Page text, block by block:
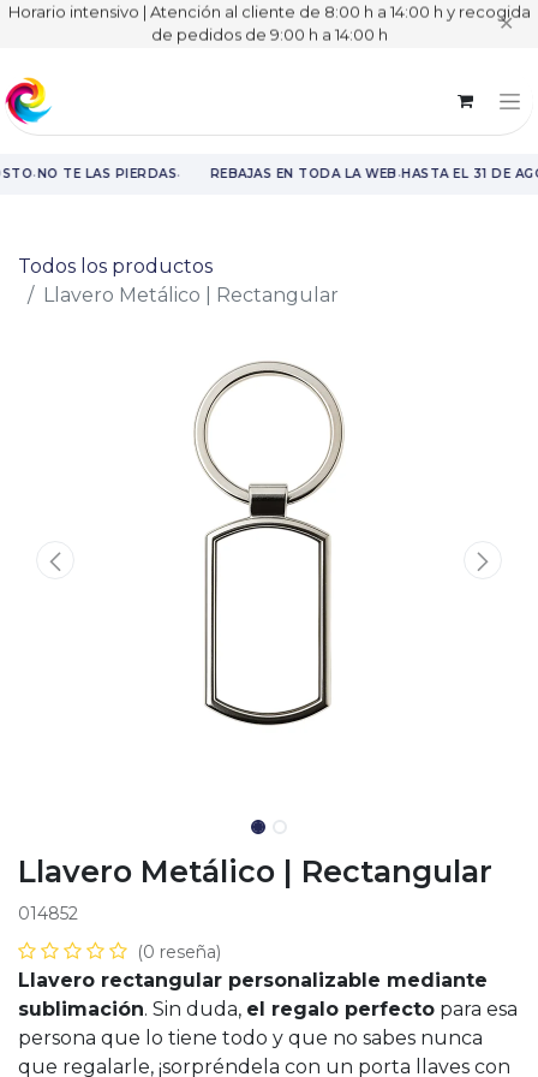
Horario intensivo | Atención al cliente de 8:00 h a 14:00 h y recogida
de pedidos de 9:00 h a 14:00 h
✕
·NO TE LAS PIERDAS· REBAJAS EN TODA LA WEB·HASTA EL 31 DE
Todos los productos
Llavero Metálico | Rectangular
Llavero Metálico | Rectangular
014852
(0 reseña)
Llavero rectangular personalizable mediante
sublimación. Sin duda, el regalo perfecto para esa
persona que lo tiene todo y que no sabes nunca
que regalarle, ¡sorpréndela con un porta llaves con